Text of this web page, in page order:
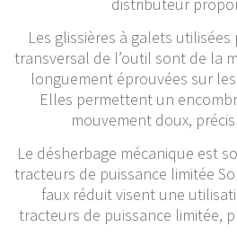
Les glissières à galets
transversal de l’outil sont de la
longuement éprouvées sur
Elles permettent un
mouvement doux,
Le désherbage mécanique est
tracteurs de puissance limitée
faux réduit visent une
tracteurs de puissance limitée,